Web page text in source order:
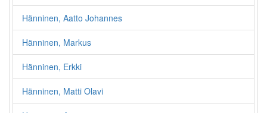
Hänninen, Aatto Johannes
Hänninen, Markus
Hänninen, Erkki
Hänninen, Matti Olavi